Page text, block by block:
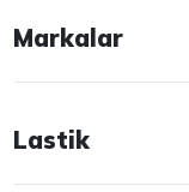
Markalar
Lastik